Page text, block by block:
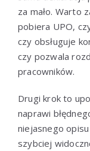
za mało. Warto
pobiera UPO,
czy obsługuje
czy pozwala
pracowników.
Drugi krok to
naprawi
niejasnego
szybciej